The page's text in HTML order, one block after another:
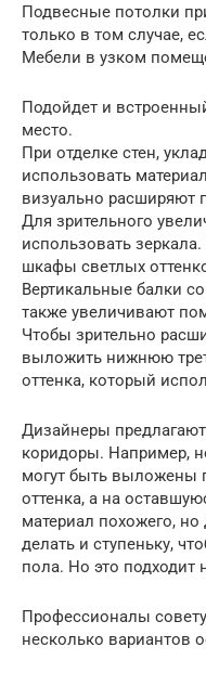
Подвесные потолки
только в том случае,
Мебели в узком
Подойдет и
место.
При отделке стен,
использовать
визуально расширяют
Для зрительного
использовать
шкафы светлых
Вертикальные балки
также увеличивают
Чтобы зрительно
выложить нижнюю
оттенка, который
Дизайнеры
коридоры. Например,
могут быть выложены
оттенка, а на
материал похожего, но
делать и ступеньку,
пола. Но это подходит
Профессионалы
несколько вариантов